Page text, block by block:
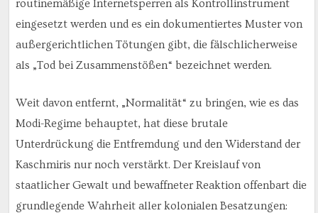
routinemäßige Internetsperren als Kontrollinstrument
eingesetzt werden und es ein dokumentiertes Muster von
außergerichtlichen Tötungen gibt, die fälschlicherweise
als „Tod bei Zusammenstößen“ bezeichnet werden.
Weit davon entfernt, „Normalität“ zu bringen, wie es das
Modi-Regime behauptet, hat diese brutale
Unterdrückung die Entfremdung und den Widerstand der
Kaschmiris nur noch verstärkt. Der Kreislauf von
staatlicher Gewalt und bewaffneter Reaktion offenbart die
grundlegende Wahrheit aller kolonialen Besatzungen: